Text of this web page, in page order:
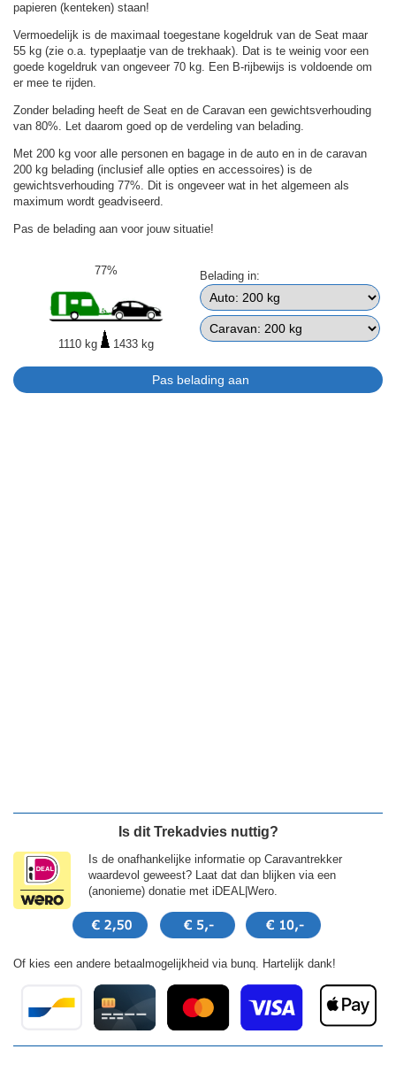
papieren (kenteken) staan!
Vermoedelijk is de maximaal toegestane kogeldruk van de Seat maar
55 kg (zie o.a. typeplaatje van de trekhaak). Dat is te weinig voor een
goede kogeldruk van ongeveer 70 kg. Een B-rijbewijs is voldoende om
er mee te rijden.
Zonder belading heeft de Seat en de Caravan een gewichtsverhouding
van 80%. Let daarom goed op de verdeling van belading.
Met 200 kg voor alle personen en bagage in de auto en in de caravan
200 kg belading (inclusief alle opties en accessoires) is de
gewichtsverhouding 77%. Dit is ongeveer wat in het algemeen als
maximum wordt geadviseerd.
Pas de belading aan voor jouw situatie!
77%
1110 kg 1433 kg
Belading in:
Is dit Trekadvies nuttig?
Is de onafhankelijke informatie op Caravantrekker
waardevol geweest? Laat dat dan blijken via een
(anonieme) donatie met iDEAL|Wero.
Of kies een andere betaalmogelijkheid via bunq. Hartelijk dank!